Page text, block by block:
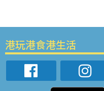
港玩港食港生活